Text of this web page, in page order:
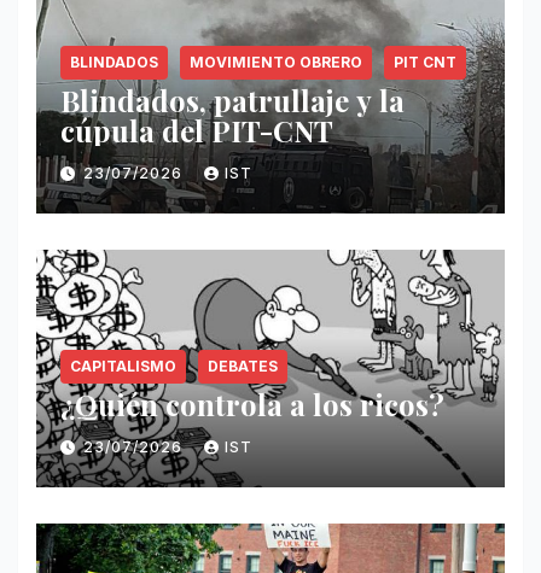
BLINDADOS MOVIMIENTO OBRERO PIT CNT
Blindados, patrullaje y la
cúpula del PIT-CNT
23/07/2026 IST
CAPITALISMO DEBATES
¿Quién controla a los ricos?
23/07/2026 IST